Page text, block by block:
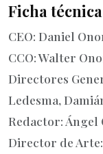
Ficha técnica
CEO: Daniel
CCO: Walter
Directores
Ledesma,
Redactor:
Director de